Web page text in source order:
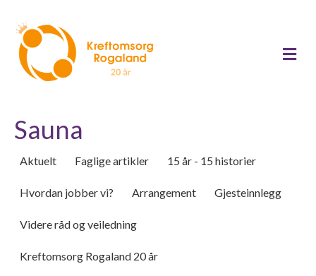
Sauna
Aktuelt Faglige artikler 15 år - 15 historier
Hvordan jobber vi? Arrangement Gjesteinnlegg
Videre råd og veiledning
Kreftomsorg Rogaland 20 år